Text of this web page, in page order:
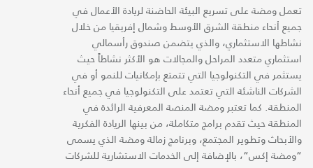
تعمل ومضة على تسريع البيئة الحاضنة لريادة الأعمال في
جميع أنحاء منطقة الشرق الأوسط وشمال إفريقيا من خلال
نشاطها الاستثماري، والذي يتضمن صندوق رأسمالي
استثماري متعدد المراحل والمجالات هو الأكثر نشاطاً حيث
يستثمر في التكنولوجيا التي تتمتع بإمكانيات للنمو أو في
الشركات الناشئة التي تعتمد على التكنولوجيا في جميع أنحاء
المنطقة. كما تعتبر ومضة المنصة المعرفية الرائدة في
المنطقة حيث تقدم برامج متكاملة، من بينها الريادة الفكرية
والأبحاث وتطوير المجتمع، وبرنامج زمالة ومضة الذي يسمى
“ومضة إكس“، بالإضافة إلى الخدمات الاستشارية للشركات